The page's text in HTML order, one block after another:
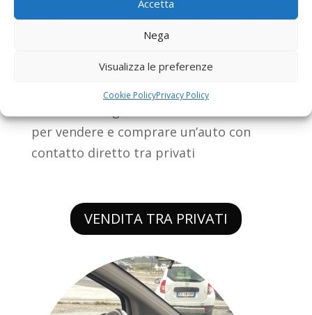
Accetta
Nega
Visualizza le preferenze
Cookie PolicyPrivacy Policy
caratteristiche particolarmente
per vendere e comprare un’auto con
contatto diretto tra privati
VENDITA TRA PRIVATI